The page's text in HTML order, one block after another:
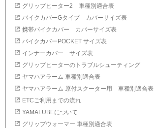
グリップヒーター2 車種別適合表
バイクカバーGタイプ カバーサイズ表
携帯バイクカバー カバーサイズ表
バイクカバーPOCKET サイズ表
インナーカバー サイズ表
グリップヒーターのトラブルシューティング
ヤマハアラーム 車種別適合表
ヤマハアラーム 原付スクーター用 車種別適合表
ETCご利用までの流れ
YAMALUBEについて
グリップウォーマー 車種別適合表